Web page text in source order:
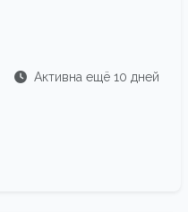
Активна ещё 10 дней